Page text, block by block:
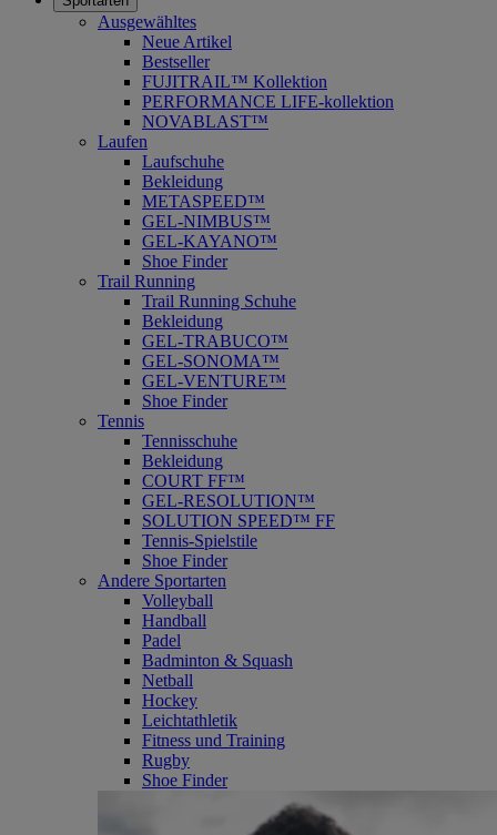
Ausgewähltes
Neue Artikel
Bestseller
FUJITRAIL™ Kollektion
PERFORMANCE LIFE-kollektion
NOVABLAST™
Laufen
Laufschuhe
Bekleidung
METASPEED™
GEL-NIMBUS™
GEL-KAYANO™
Shoe Finder
Trail Running
Trail Running Schuhe
Bekleidung
GEL-TRABUCO™
GEL-SONOMA™
GEL-VENTURE™
Shoe Finder
Tennis
Tennisschuhe
Bekleidung
COURT FF™
GEL-RESOLUTION™
SOLUTION SPEED™ FF
Tennis-Spielstile
Shoe Finder
Andere Sportarten
Volleyball
Handball
Padel
Badminton & Squash
Netball
Hockey
Leichtathletik
Fitness und Training
Rugby
Shoe Finder